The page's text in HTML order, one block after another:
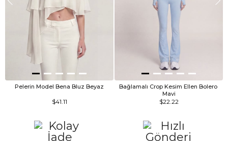
Pelerin Model Bena Bluz Beyaz
$41.11
Bağlamalı Crop Kesim Ellen Bolero
Mavi
$22.22